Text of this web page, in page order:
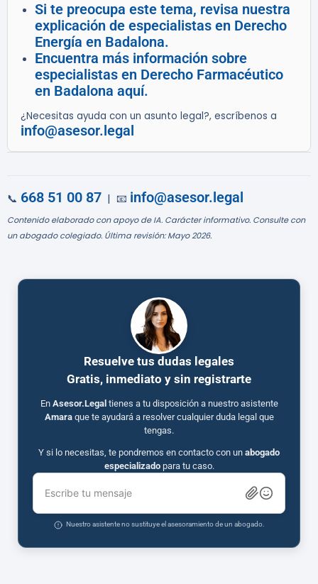
Si te preocupa este tema, revisa nuestra
explicación de especialistas en Derecho
Energía en Badalona.
Encuentra más información sobre
especialistas en Derecho Farmacéutico
en Badalona aquí.
¿Necesitas ayuda con un asunto legal?, escríbenos a
info@asesor.legal
📞 668 51 00 87 | 📧 info@asesor.legal
Contenido elaborado con apoyo de IA. Carácter informativo. Consulte con
un abogado colegiado. Última revisión: Mayo 2026.
Resuelve tus dudas legales
Gratis, inmediato y sin registrarte
En Asesor.Legal tienes a tu disposición a nuestro asistente
Amaraque te ayudará a resolver cualquier duda legal que
tengas.
Y si lo necesitas, te pondremos en contacto con un abogado
especializadopara tu caso.
Escribe tu mensaje
Nuestro asistente no sustituye el asesoramiento de un abogado.